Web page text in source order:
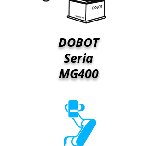
DOBOT
Seria
MG400